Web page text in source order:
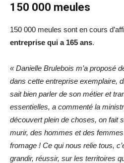
150 000 meules
150 000 meules sont en cours
entreprise qui a 165 ans.
« Danielle Brulebois m’a proposé
dans cette entreprise exemplaire,
sait bien parler de son métier et
essentielles, a commenté la
découvert plein de choses, on fait
murir, des hommes et des
fromage ! Ce qui nous relie tous,
grandir, réussir, sur les territoires